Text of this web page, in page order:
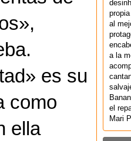
es su
como
ella
al
a la
el
Mari